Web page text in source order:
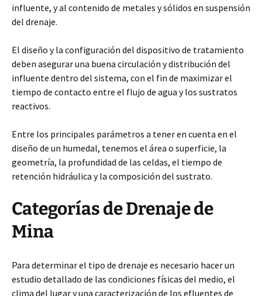
influente, y al contenido de metales y sólidos en suspensión
del drenaje.
El diseño y la configuración del dispositivo de tratamiento
deben asegurar una buena circulación y distribución del
influente dentro del sistema, con el fin de maximizar el
tiempo de contacto entre el flujo de agua y los sustratos
reactivos.
Entre los principales parámetros a tener en cuenta en el
diseño de un humedal, tenemos el área o superficie, la
geometría, la profundidad de las celdas, el tiempo de
retención hidráulica y la composición del sustrato.
Categorías de Drenaje de
Mina
Para determinar el tipo de drenaje es necesario hacer un
estudio detallado de las condiciones físicas del medio, el
clima del lugar y una caracterización de los efluentes de